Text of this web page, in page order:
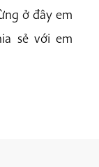
ở đây em
sẻ với em